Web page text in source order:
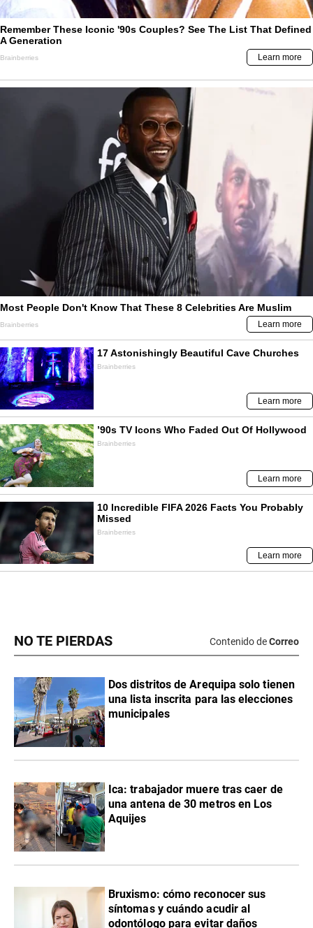
NO TE PIERDAS Contenido deCorreo
Dos distritos de Arequipa solo tienen
una lista inscrita para las elecciones
municipales
Ica: trabajador muere tras caer de
una antena de 30 metros en Los
Aquijes
Bruxismo: cómo reconocer sus
síntomas y cuándo acudir al
odontólogo para evitar daños